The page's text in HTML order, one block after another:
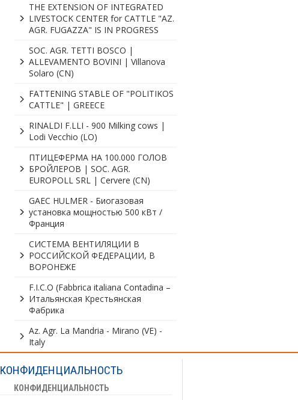
THE EXTENSION OF INTEGRATED
LIVESTOCK CENTER for CATTLE "AZ.
AGR. FUGAZZA" IS IN PROGRESS
SOC. AGR. TETTI BOSCO |
ALLEVAMENTO BOVINI | Villanova
Solaro (CN)
FATTENING STABLE OF "POLITIKOS
CATTLE" | GREECE
RINALDI F.LLI - 900 Milking cows |
Lodi Vecchio (LO)
ПТИЦЕФЕРМА НА 100.000 ГОЛОВ
БРОЙЛЕРОВ | SOC. AGR.
EUROPOLL SRL | Cervere (CN)
GAEC HULMER - Биогазовая
установка мощностью 500 кВт /
Франция
СИСТЕМА ВЕНТИЛЯЦИИ В
РОССИЙСКОЙ ФЕДЕРАЦИИ, В
ВОРОНЕЖЕ
F.I.C.O (Fabbrica italiana Contadina –
Итальянская Крестьянская
Фабрика
Az. Agr. La Mandria - Mirano (VE) -
Italy
КОНФИДЕНЦИАЛЬНОСТЬ
КОНФИДЕНЦИАЛЬНОСТЬ